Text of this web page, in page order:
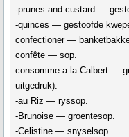
-prunes and custard —
-quinces — gestoofde
confectioner —
confête — sop.
consomme a la Calbert —
uitgedruk).
-au Riz — ryssop.
-Brunoise — groentesop.
-Celistine — snyselsop.